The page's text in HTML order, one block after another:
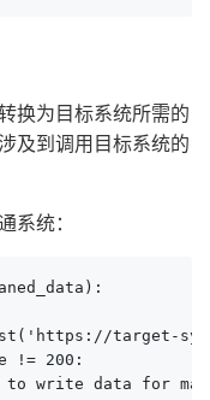
换为目标系统所需的
及到调用目标系统的
统：
target-
!= 200:
write data for